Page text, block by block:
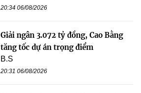
20:34 06/08/2026
Giải ngân 3.072 tỷ đồng, Cao Bằng
tăng tốc dự án trọng điểm
B.S
20:31 06/08/2026